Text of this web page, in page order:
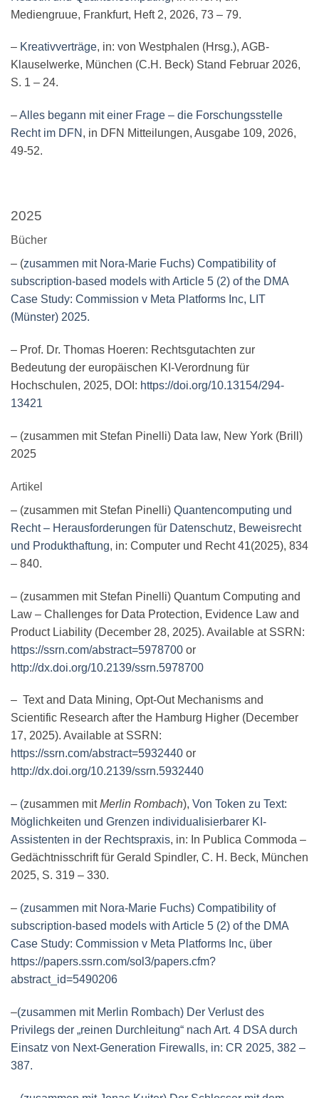
Mediengruue, Frankfurt, Heft 2, 2026, 73 – 79.
– Kreativverträge, in: von Westphalen (Hrsg.), AGB-
Klauselwerke, München (C.H. Beck) Stand Februar 2026,
S. 1 – 24.
–Alles begann mit einer Frage – die Forschungsstelle
Recht im DFN , in DFN Mitteilungen, Ausgabe 109, 2026,
49-52.
2025
Bücher
– (zusammen mit Nora-Marie Fuchs) Compatibility of
subscription-based models with Article 5 (2) of the DMA
Case Study: Commission v Meta Platforms Inc, LIT
(Münster) 2025.
– Prof. Dr. Thomas Hoeren: Rechtsgutachten zur
Bedeutung der europäischen KI-Verordnung für
Hochschulen, 2025, DOI: https://doi.org/10.13154/294-
13421
– (zusammen mit Stefan Pinelli) Data law, New York (Brill)
2025
Artikel
– (zusammen mit Stefan Pinelli) Quantencomputing und
Recht – Herausforderungen für Datenschutz, Beweisrecht
und Produkthaftung, in: Computer und Recht 41(2025), 834
– 840.
– (zusammen mit Stefan Pinelli) Quantum Computing and
Law – Challenges for Data Protection, Evidence Law and
Product Liability (December 28, 2025). Available at SSRN:
https://ssrn.com/abstract=5978700 or
http://dx.doi.org/10.2139/ssrn.5978700
– Text and Data Mining, Opt-Out Mechanisms and
Scientific Research after the Hamburg Higher (December
17, 2025). Available at SSRN:
https://ssrn.com/abstract=5932440 or
http://dx.doi.org/10.2139/ssrn.5932440
– (zusammen mitMerlin Rombach), Von Token zu Text:
Möglichkeiten und Grenzen individualisierbarer KI-
Assistenten in der Rechtspraxis, in: In Publica Commoda –
Gedächtnisschrift für Gerald Spindler, C. H. Beck, München
2025, S. 319 – 330.
– (zusammen mit Nora-Marie Fuchs) Compatibility of
subscription-based models with Article 5 (2) of the DMA
Case Study: Commission v Meta Platforms Inc, über
https://papers.ssrn.com/sol3/papers.cfm?
abstract_id=5490206
–(zusammen mit Merlin Rombach) Der Verlust des
Privilegs der „reinen Durchleitung“ nach Art. 4 DSA durch
Einsatz von Next-Generation Firewalls, in: CR 2025, 382 –
387.